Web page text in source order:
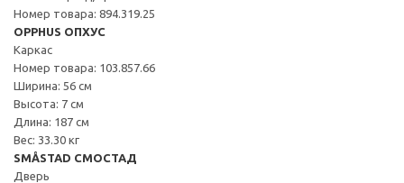
Номер товара: 894.319.25
OPPHUS ОПХУС
Каркас
Номер товара: 103.857.66
Ширина: 56 см
Высота: 7 см
Длина: 187 см
Вес: 33.30 кг
SMÅSTAD СМОСТАД
Дверь